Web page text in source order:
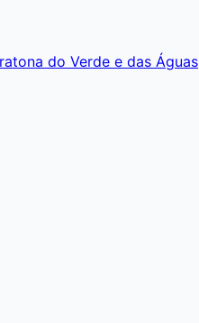
do Verde e das Águas